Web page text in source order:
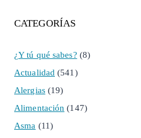
CATEGORÍAS
¿Y tú qué sabes? (8)
Actualidad (541)
Alergias(19)
Alimentación (147)
Asma (11)